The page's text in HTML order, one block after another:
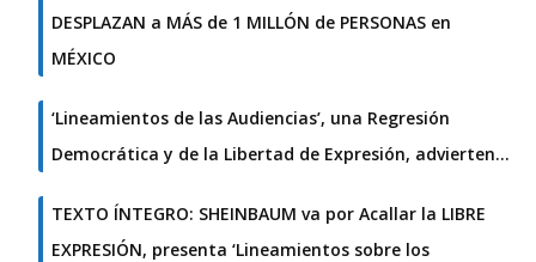
DESPLAZAN a MÁS de 1 MILLÓN de PERSONAS en
MÉXICO
‘Lineamientos de las Audiencias’, una Regresión
Democrática y de la Libertad de Expresión, advierten…
TEXTO ÍNTEGRO: SHEINBAUM va por Acallar la LIBRE
EXPRESIÓN, presenta ‘Lineamientos sobre los